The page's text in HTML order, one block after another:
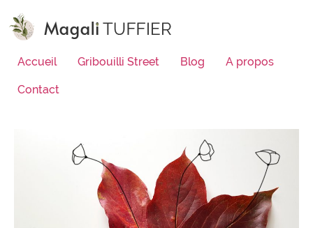
Accueil Gribouilli Street Blog A propos
Contact